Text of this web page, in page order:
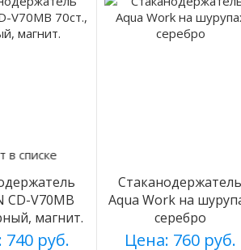
CD-V70MB
магнит.
740 руб.
Стаканодержатель
Aqua Work на
серебро
Цена: 760 руб.
в списке